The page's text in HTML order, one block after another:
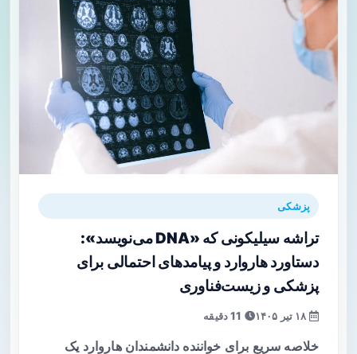
پزشکی
تراشه سیلیکونی که «DNA می‌نویسد»:
دستاورد هاروارد و پیامدهای احتمالی برای
پزشکی و زیست‌فناوری
خلاصه سریع برای خواننده دانشمندان هاروارد یک